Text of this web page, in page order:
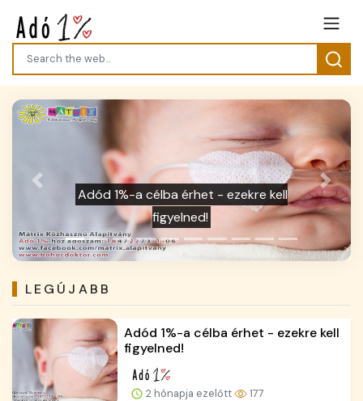
Erre figyeljen az szja-bevallásnál: a NAV
szerint ezek a leggyakoribb hibák
Previous Next
LEGÚJABB
Adód 1%-a célba érhet - ezekre kell
figyelned!
2 hónapja ezelőtt 177